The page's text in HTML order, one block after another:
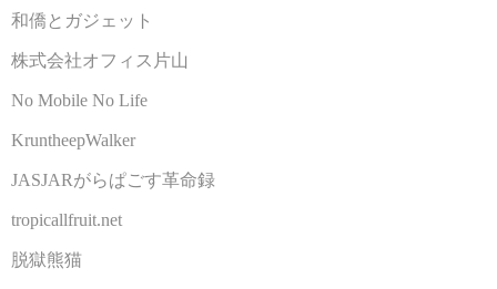
和僑とガジェット
株式会社オフィス片山
No Mobile No Life
KruntheepWalker
JASJARがらぱごす革命録
tropicallfruit.net
脱獄熊猫